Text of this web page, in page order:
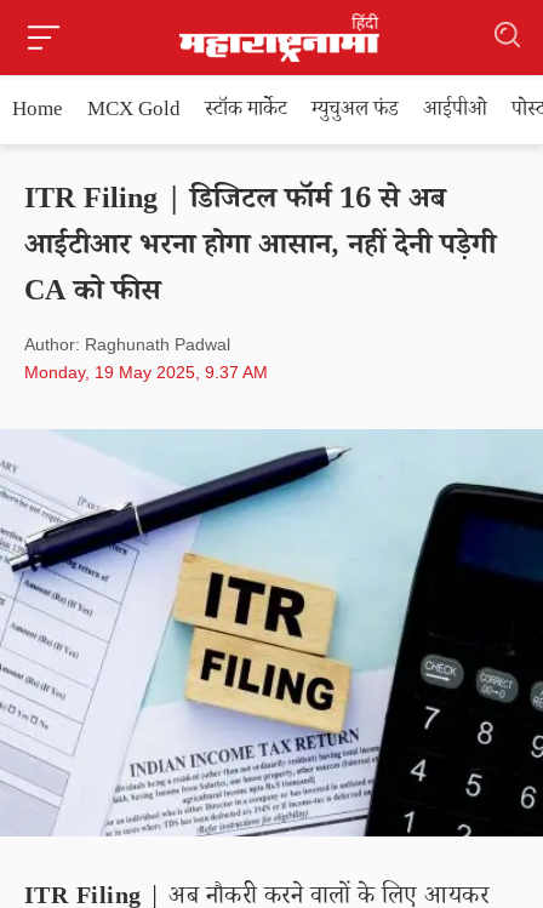
Home MCX Gold स्टॉक मार्केट म्युचुअल फंड आईपीओ
ITR Filing | डिजिटल फॉर्म 16 से अब
आईटीआर भरना होगा आसान, नहीं देनी पड़ेगी
CA को फीस
Author: Raghunath Padwal
Monday, 19 May 2025, 9.37 AM
ITR Filing | अब नौकरी करने वालों के लिए आयकर